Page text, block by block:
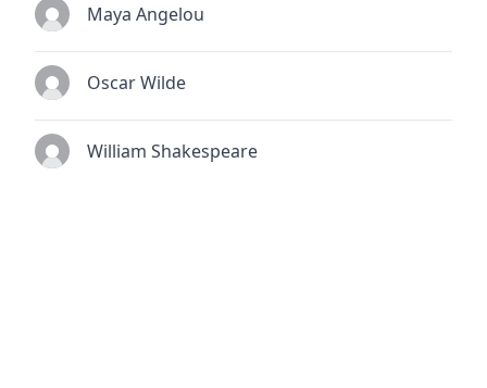
Maya Angelou
Oscar Wilde
William Shakespeare